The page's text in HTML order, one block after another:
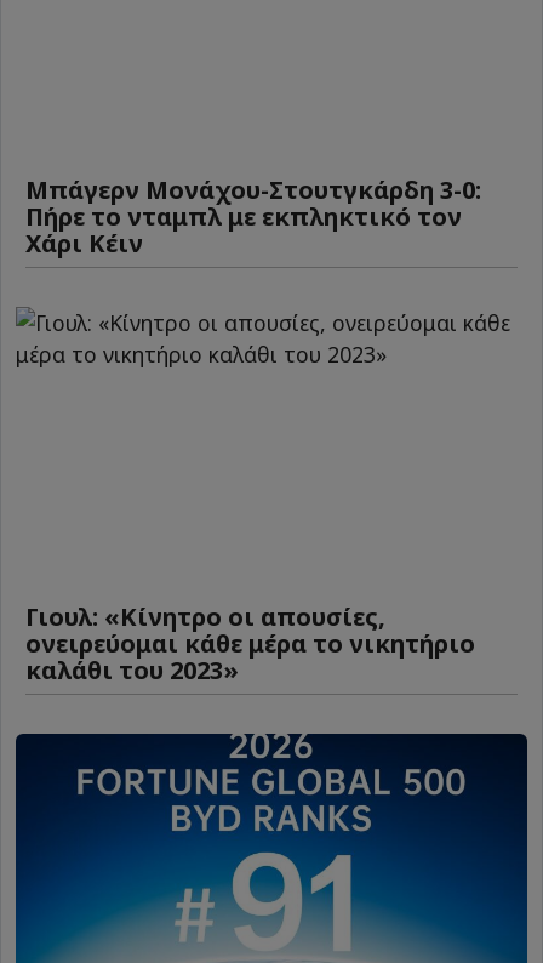
Μπάγερν Μονάχου-Στουτγκάρδη 3-0:
Πήρε το νταμπλ με εκπληκτικό τον
Χάρι Κέιν
Γιουλ: «Κίνητρο οι απουσίες,
ονειρεύομαι κάθε μέρα το νικητήριο
καλάθι του 2023»